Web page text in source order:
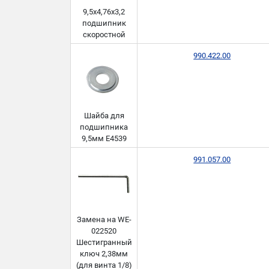
9,5x4,76x3,2
подшипник
скоростной
Шайба для
подшипника
9,5мм E4539
990.422.00
Замена на WE-
022520
Шестигранный
ключ 2,38мм
(для винта 1/8)
991.057.00